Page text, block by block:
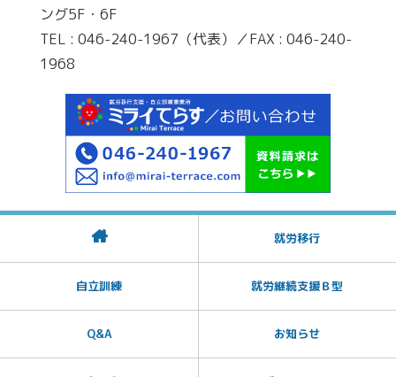
ング5F・6F
TEL : 046-240-1967（代表）／FAX : 046-240-
1968
就労移行
自立訓練 就労継続支援Ｂ型
Q&A お知らせ